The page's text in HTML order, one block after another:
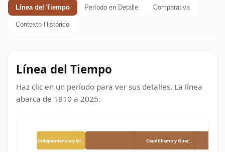
Línea del Tiempo Período en Detalle Comparativa
Contexto Histórico
Línea del Tiempo
Haz clic en un período para ver sus detalles. La línea
abarca de 1810 a 2025.
Independencia y Gr… Caudillismo y Guer…